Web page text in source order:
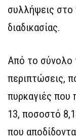
συλλήψεις
διαδικασίας.
Από το σύνολο
περιπτώσεις,
πυρκαγιές που
13, ποσοστό
που